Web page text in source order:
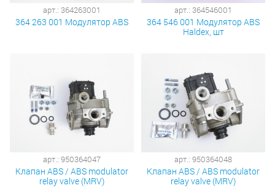
арт.: 364263001
364 263 001 Модулятор ABS
арт.: 364546001
364 546 001 Модулятор ABS
Haldex, шт
арт.: 950364047
Клапан ABS / ABS modulator
relay valve (MRV)
арт.: 950364048
Клапан ABS / ABS modulator
relay valve (MRV)